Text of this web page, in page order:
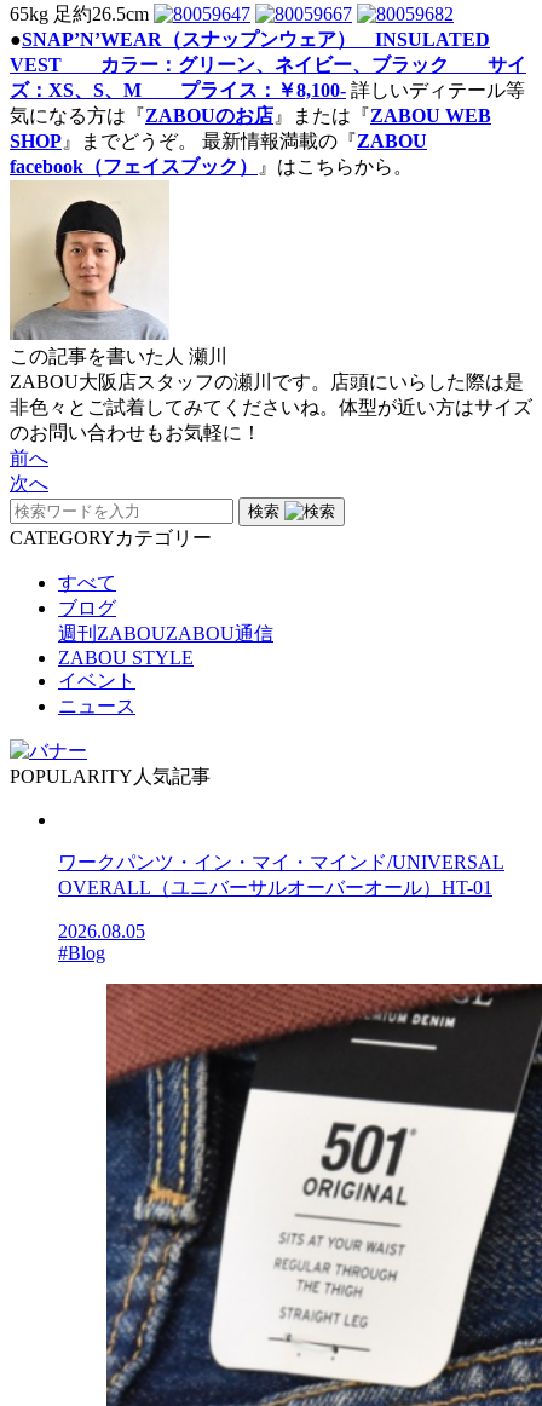
65kg 足約26.5cm
●SNAP’N’WEAR（スナップンウェア） INSULATED
VEST カラー：グリーン、ネイビー、ブラック サイ
ズ：XS、S、M プライス：￥8,100- 詳しいディテール等
気になる方は『ZABOUのお店 』または『ZABOU WEB
SHOP 』までどうぞ。 最新情報満載の『ZABOU
facebook（フェイスブック）
』はこちらから。
この記事を書いた人 瀬川
ZABOU大阪店スタッフの瀬川です。店頭にいらした際は是
非色々とご試着してみてくださいね。体型が近い方はサイズ
のお問い合わせもお気軽に！
前へ
次へ
検索
CATEGORYカテゴリー
すべて
ブログ
週刊ZABOUZABOU通信
ZABOU STYLE
イベント
ニュース
POPULARITY 人気記事
ワークパンツ・イン・マイ・マインド/UNIVERSAL
OVERALL（ユニバーサルオーバーオール）HT-01
2026.08.05
#Blog